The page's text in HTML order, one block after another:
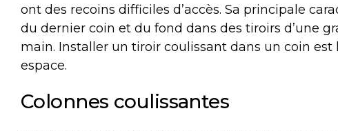
ont des recoins difficiles d’accès. Sa principale
du dernier coin et du fond dans des tiroirs d’une
main. Installer un tiroir coulissant dans un coin
espace.
Colonnes coulissantes